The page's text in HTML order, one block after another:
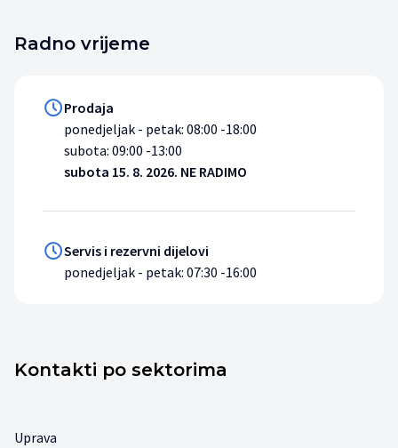
Radno vrijeme
Prodaja
ponedjeljak - petak: 08:00 -18:00
subota: 09:00 -13:00
subota 15. 8. 2026. NE RADIMO
Servis i rezervni dijelovi
ponedjeljak - petak: 07:30 -16:00
Kontakti po sektorima
Uprava